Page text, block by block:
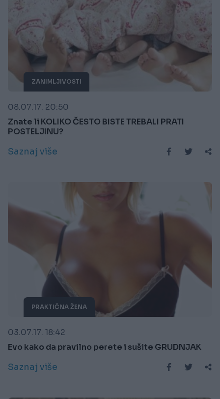
ZANIMLJIVOSTI
08.07.17. 20:50
Znate li KOLIKO ČESTO BISTE TREBALI PRATI
POSTELJINU?
Saznaj više
PRAKTIČNA ŽENA
03.07.17. 18:42
Evo kako da pravilno perete i sušite GRUDNJAK
Saznaj više